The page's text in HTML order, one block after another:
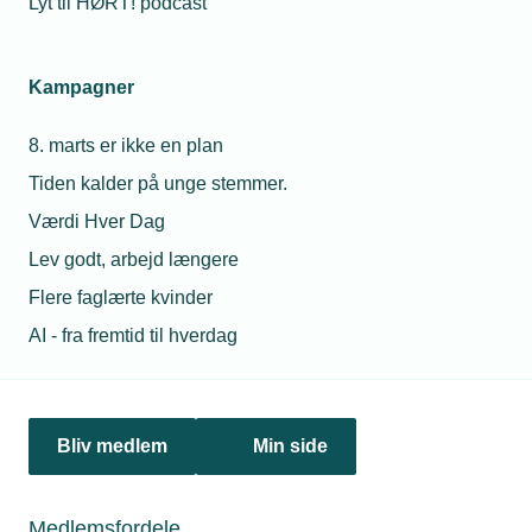
Kampagner
8. marts er ikke en plan
Tiden kalder på unge stemmer.
Værdi Hver Dag
Lev godt, arbejd længere
Flere faglærte kvinder
AI - fra fremtid til hverdag
Bliv medlem Min side
Politik & analyse
jura@tekniq.dk
tekniq@tekniq.dk